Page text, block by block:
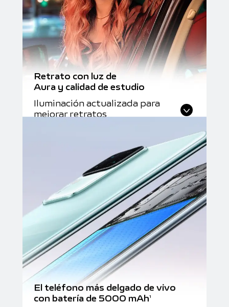
Retrato con luz de
Aura y calidad de estudio
Iluminación actualizada para
mejorar retratos
El teléfono más delgado de vivo
con batería de 5000 mAh1